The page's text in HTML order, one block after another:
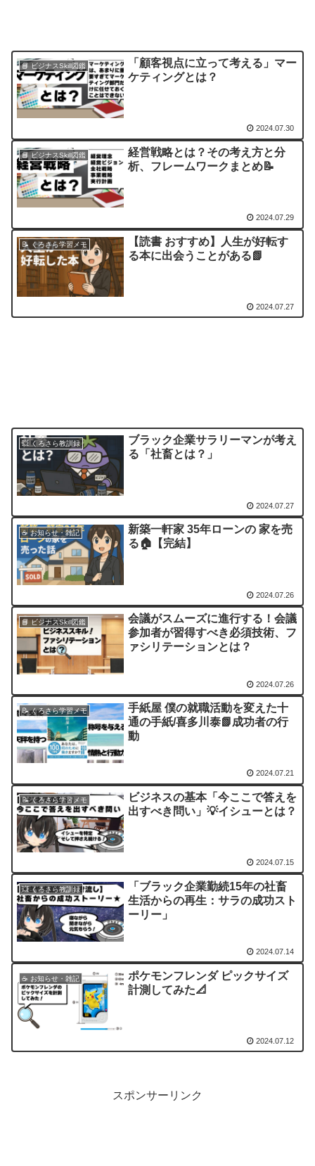
📘 ビジナスSkill図鑑
「顧客視点に立って考える」マー
ケティングとは？
2024.07.30
📘 ビジナスSkill図鑑
経営戦略とは？その考え方と分
析、フレームワークまとめ📝
2024.07.29
📝 くろさら学習メモ
【読書 おすすめ】人生が好転す
る本に出会うことがある📗
2024.07.27
💥 くろさら教訓録
ブラック企業サラリーマンが考え
る「社畜とは？」
2024.07.27
☕ お知らせ・雑記
新築一軒家 35年ローンの 家を売
る🏠️【完結】
2024.07.26
📘 ビジナスSkill図鑑
会議がスムーズに進行する！会議
参加者が習得すべき必須技術、フ
ァシリテーションとは？
2024.07.26
📝 くろさら学習メモ
手紙屋 僕の就職活動を変えた十
通の手紙/喜多川泰📗成功者の行
動
2024.07.21
📝 くろさら学習メモ
ビジネスの基本「今ここで答えを
出すべき問い」💡イシューとは？
2024.07.15
💥 くろさら教訓録
「ブラック企業勤続15年の社畜
生活からの再生：サラの成功スト
ーリー」
2024.07.14
☕ お知らせ・雑記
ポケモンフレンダ ピックサイズ
計測してみた📐
2024.07.12
スポンサーリンク